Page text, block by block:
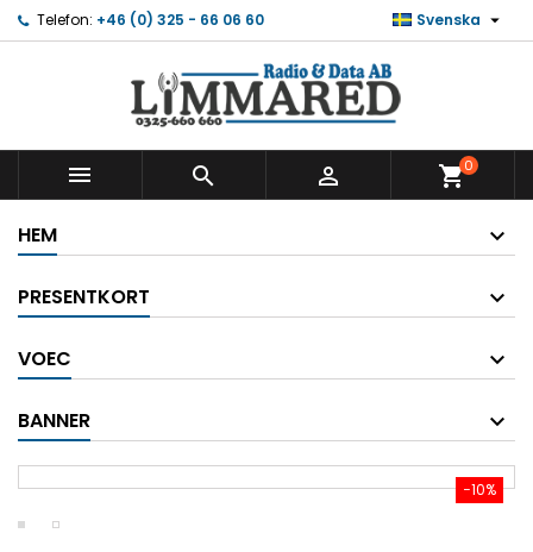
Telefon: +46 (0) 325 - 66 06 60 Svenska 
   shopping_cart0
HEM
PRESENTKORT
VOEC
BANNER
−10%